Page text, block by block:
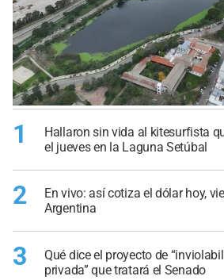
1
Hallaron sin vida al kitesurfista
el jueves en la Laguna Setúbal
2
En vivo: así cotiza el dólar hoy,
Argentina
3
Qué dice el proyecto de
privada” que tratará el Senado